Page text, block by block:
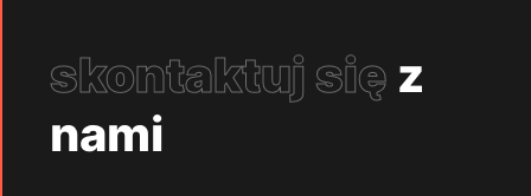
skontaktuj się z
nami